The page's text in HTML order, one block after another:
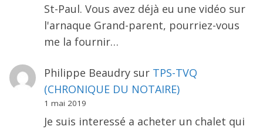
St-Paul. Vous avez déjà eu une vidéo sur
l'arnaque Grand-parent, pourriez-vous
me la fournir…
Philippe Beaudrysur TPS-TVQ
(CHRONIQUE DU NOTAIRE)
1 mai 2019
Je suis interessé a acheter un chalet qui